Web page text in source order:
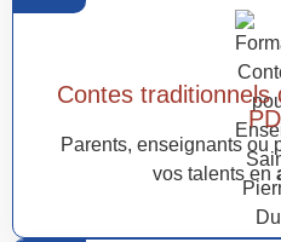
Contes traditionnels
Parents, enseignants ou
vos talents en